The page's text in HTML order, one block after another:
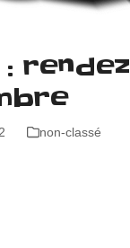
:
non-classé